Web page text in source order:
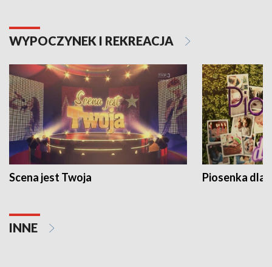
WYPOCZYNEK I REKREACJA
Scena jest Twoja Piosenka dla
INNE